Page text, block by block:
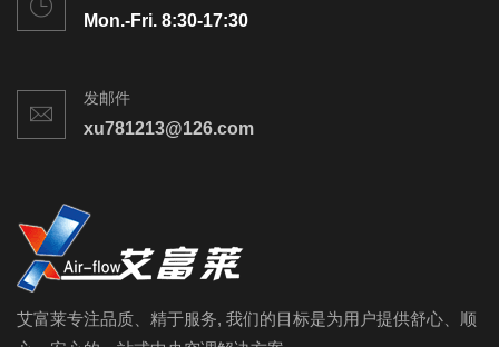
Mon.-Fri. 8:30-17:30
发邮件
xu781213@126.com
艾富莱专注品质、精于服务, 我们的目标是为用户提供舒心、顺